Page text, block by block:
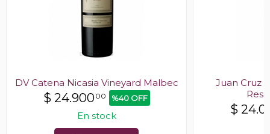
DV Catena Nicasia Vineyard Malbec
$ 24.90000 %40 OFF
En stock
Juan Cruz
$